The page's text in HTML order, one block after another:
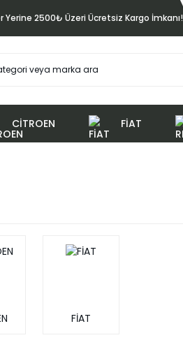
Yerine 2500₺ Üzeri Ücretsiz Kargo İmkanı!
CİTROEN FİAT
FİAT